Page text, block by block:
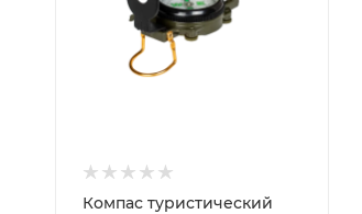
Компас туристический